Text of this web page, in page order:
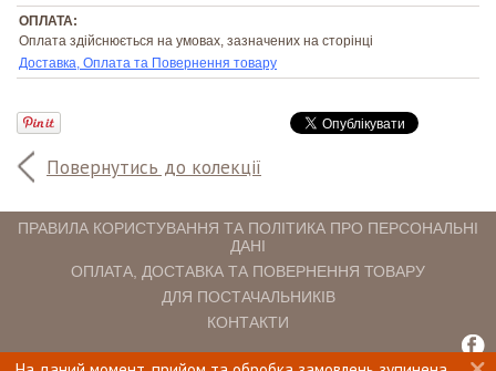
Повернутись до колекції
ОПЛАТА:
Оплата здійснюється на умовах, зазначених на сторінці
Доставка, Оплата та Повернення товару
ПРАВИЛА КОРИСТУВАННЯ ТА ПОЛІТИКА ПРО ПЕРСОНАЛЬНІ
ДАНІ
ОПЛАТА, ДОСТАВКА ТА ПОВЕРНЕННЯ ТОВАРУ
ДЛЯ ПОСТАЧАЛЬНИКІВ
КОНТАКТИ